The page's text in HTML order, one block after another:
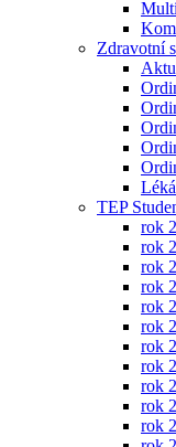
Zdravotní
TEP
rok
rok
rok
rok
rok
rok
rok
rok
rok
rok
rok